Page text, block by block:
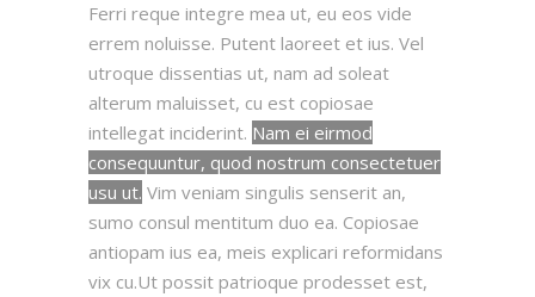
Ferri reque integre mea ut, eu eos vide
errem noluisse. Putent laoreet et ius. Vel
utroque dissentias ut, nam ad soleat
alterum maluisset, cu est copiosae
intellegat inciderint. Nam ei eirmod
consequuntur, quod nostrum consectetuer
usu ut. Vim veniam singulis senserit an,
sumo consul mentitum duo ea. Copiosae
antiopam ius ea, meis explicari reformidans
vix cu.Ut possit patrioque prodesset est,